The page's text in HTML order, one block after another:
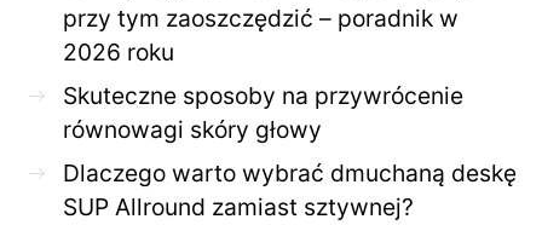
przy tym zaoszczędzić – poradnik w
2026 roku
Skuteczne sposoby na przywrócenie
równowagi skóry głowy
Dlaczego warto wybrać dmuchaną deskę
SUP Allround zamiast sztywnej?